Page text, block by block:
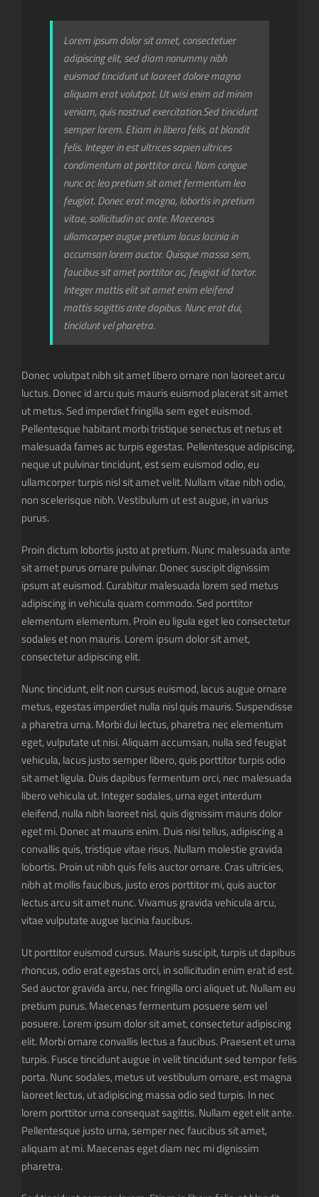
Lorem ipsum dolor sit amet, consectetuer
adipiscing elit, sed diam nonummy nibh
euismod tincidunt ut laoreet dolore magna
aliquam erat volutpat. Ut wisi enim ad minim
veniam, quis nostrud exercitation.Sed tincidunt
semper lorem. Etiam in libero felis, at blandit
felis. Integer in est ultrices sapien ultrices
condimentum at porttitor arcu. Nam congue
nunc ac leo pretium sit amet fermentum leo
feugiat. Donec erat magna, lobortis in pretium
vitae, sollicitudin ac ante. Maecenas
ullamcorper augue pretium lacus lacinia in
accumsan lorem auctor. Quisque massa sem,
faucibus sit amet porttitor ac, feugiat id tortor.
Integer mattis elit sit amet enim eleifend
mattis sagittis ante dapibus. Nunc erat dui,
tincidunt vel pharetra.
Donec volutpat nibh sit amet libero ornare non laoreet arcu
luctus. Donec id arcu quis mauris euismod placerat sit amet
ut metus. Sed imperdiet fringilla sem eget euismod.
Pellentesque habitant morbi tristique senectus et netus et
malesuada fames ac turpis egestas. Pellentesque adipiscing,
neque ut pulvinar tincidunt, est sem euismod odio, eu
ullamcorper turpis nisl sit amet velit. Nullam vitae nibh odio,
non scelerisque nibh. Vestibulum ut est augue, in varius
purus.
Proin dictum lobortis justo at pretium. Nunc malesuada ante
sit amet purus ornare pulvinar. Donec suscipit dignissim
ipsum at euismod. Curabitur malesuada lorem sed metus
adipiscing in vehicula quam commodo. Sed porttitor
elementum elementum. Proin eu ligula eget leo consectetur
sodales et non mauris. Lorem ipsum dolor sit amet,
consectetur adipiscing elit.
Nunc tincidunt, elit non cursus euismod, lacus augue ornare
metus, egestas imperdiet nulla nisl quis mauris. Suspendisse
a pharetra urna. Morbi dui lectus, pharetra nec elementum
eget, vulputate ut nisi. Aliquam accumsan, nulla sed feugiat
vehicula, lacus justo semper libero, quis porttitor turpis odio
sit amet ligula. Duis dapibus fermentum orci, nec malesuada
libero vehicula ut. Integer sodales, urna eget interdum
eleifend, nulla nibh laoreet nisl, quis dignissim mauris dolor
eget mi. Donec at mauris enim. Duis nisi tellus, adipiscing a
convallis quis, tristique vitae risus. Nullam molestie gravida
lobortis. Proin ut nibh quis felis auctor ornare. Cras ultricies,
nibh at mollis faucibus, justo eros porttitor mi, quis auctor
lectus arcu sit amet nunc. Vivamus gravida vehicula arcu,
vitae vulputate augue lacinia faucibus.
Ut porttitor euismod cursus. Mauris suscipit, turpis ut dapibus
rhoncus, odio erat egestas orci, in sollicitudin enim erat id est.
Sed auctor gravida arcu, nec fringilla orci aliquet ut. Nullam eu
pretium purus. Maecenas fermentum posuere sem vel
posuere. Lorem ipsum dolor sit amet, consectetur adipiscing
elit. Morbi ornare convallis lectus a faucibus. Praesent et urna
turpis. Fusce tincidunt augue in velit tincidunt sed tempor felis
porta. Nunc sodales, metus ut vestibulum ornare, est magna
laoreet lectus, ut adipiscing massa odio sed turpis. In nec
lorem porttitor urna consequat sagittis. Nullam eget elit ante.
Pellentesque justo urna, semper nec faucibus sit amet,
aliquam at mi. Maecenas eget diam nec mi dignissim
pharetra.